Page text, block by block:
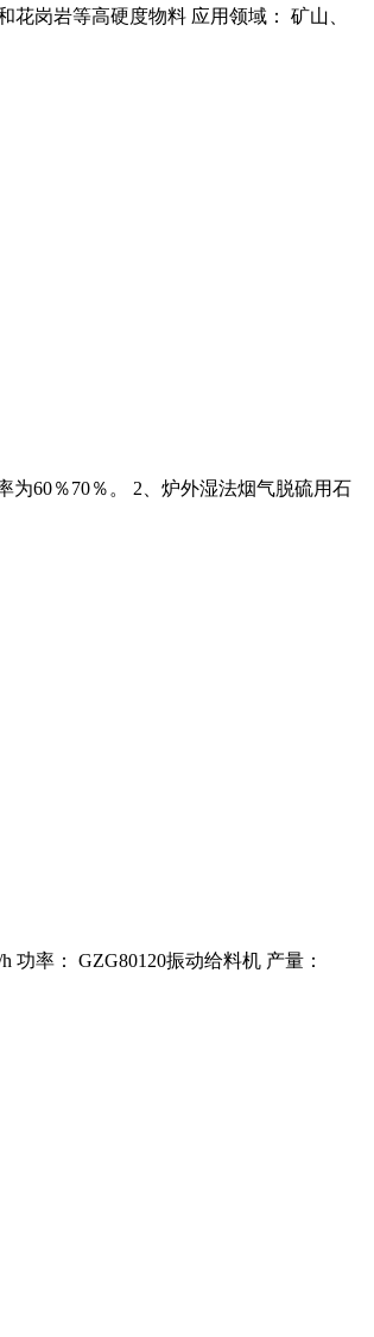
花岗岩等高硬度物料 应用领域： 矿山、
为60％70％。 2、炉外湿法烟气脱硫用石
功率： GZG80120振动给料机 产量：